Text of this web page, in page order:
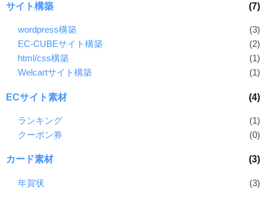
サイト構築 (7)
wordpress構築
(3)
EC-CUBEサイト構築
(2)
html/css構築
(1)
Welcartサイト構築
(1)
ECサイト素材 (4)
ランキング
(1)
クーポン券
(0)
カード素材 (3)
年賀状 (3)